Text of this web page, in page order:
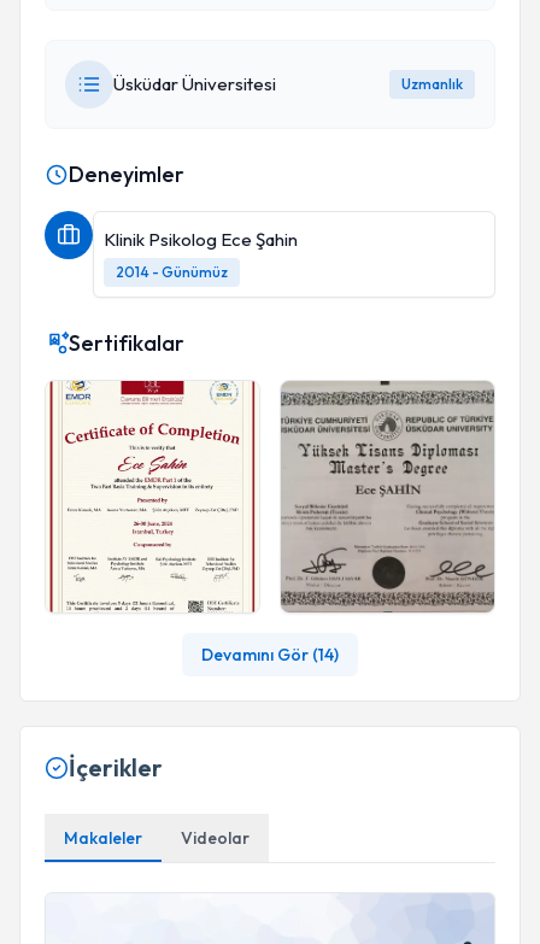
Üsküdar Üniversitesi Uzmanlık
Deneyimler
Klinik Psikolog Ece Şahin
2014 - Günümüz
Sertifikalar
Devamını Gör (14)
İçerikler
Makaleler Videolar